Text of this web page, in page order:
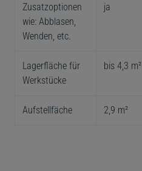
Zusatzoptionen
wie: Abblasen,
Wenden, etc.
ja
Lagerfläche für
Werkstücke
bis 4,3 m²
Aufstellfäche 2,9 m²